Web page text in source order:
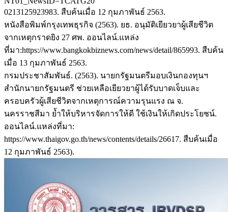
0213125923983. สืบค้นเมื่อ 12 กุมภาพันธ์ 2563.
หนังสือพิมพ์กรุงเทพธุรกิจ (2563). ยธ. อนุมัติเยียวยาผู้เสียชีวิต
จากเหตุกราดยิง 27 ศพ. ออนไลน์.แหล่ง
ที่มา:https://www.bangkokbiznews.com/news/detail/865993. สืบค้น
เมื่อ 13 กุมภาพันธ์ 2563.
กรมประชาสัมพันธ์. (2563). นายกรัฐมนตรีมอบเงินกองทุนฯ
สำนักนายกรัฐมนตรี ช่วยเหลือเยียวยาผู้ได้รับบาดเจ็บและ
ครอบครัวผู้เสียชีวิตจากเหตุการณ์ความรุนแรง ณ จ.
นครราชสีมา ย้ำให้บริหารจัดการให้ดี ใช้เงินให้เกิดประโยชน์.
ออนไลน์.แหล่งที่มา:
https://www.thaigov.go.th/news/contents/details/26617. สืบค้นเมื่อ
12 กุมภาพันธ์ 2563).